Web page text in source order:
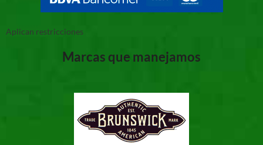
Aplican restricciones
Marcas que manejamos